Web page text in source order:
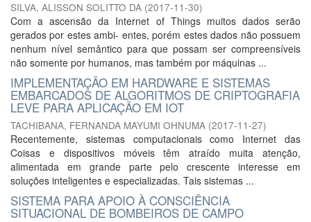
SILVA, ALISSON SOLITTO DA (2017-11-30)
Com a ascensão da Internet of Things muitos dados serão
gerados por estes ambi- entes, porém estes dados não possuem
nenhum nível semântico para que possam ser compreensíveis
não somente por humanos, mas também por máquinas ...
IMPLEMENTAÇÃO EM HARDWARE E SISTEMAS
EMBARCADOS DE ALGORITMOS DE CRIPTOGRAFIA
LEVE PARA APLICAÇÃO EM IOT
TACHIBANA, FERNANDA MAYUMI OHNUMA (2017-11-27)
Recentemente, sistemas computacionais como Internet das
Coisas e dispositivos móveis têm atraído muita atenção,
alimentada em grande parte pelo crescente interesse em
soluções inteligentes e especializadas. Tais sistemas ...
SISTEMA PARA APOIO À CONSCIÊNCIA
SITUACIONAL DE BOMBEIROS DE CAMPO